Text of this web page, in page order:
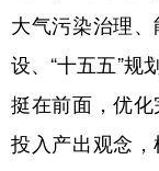
大气污染治理
设、“十五五”规
挺在前面，优
投入产出观念